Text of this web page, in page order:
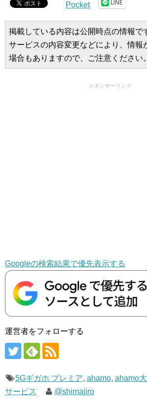
Pocket LINE
掲載している内容は公開時点の情報で
サービスの内容変更などにより、情報
場合もありますので、ご注意ください。
スポンサーリンク
Googleの検索結果で優先表示する
運営者をフォローする
5Gギガホ プレミア, ahamo, ahamo
サービス
@shimajiro